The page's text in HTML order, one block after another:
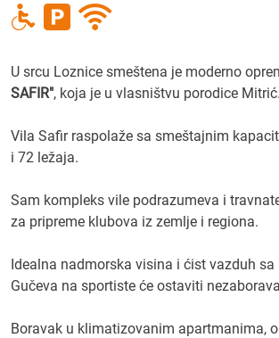
U srcu Loznice smeštena je moderno
SAFIR", koja je u vlasništvu porodice Mitrić.
Vila Safir raspolaže sa smeštajnim
i 72 ležaja.
Sam kompleks vile podrazumeva i
za pripreme klubova iz zemlje i regiona.
Idealna nadmorska visina i ćist vazduh sa
Gučeva na sportiste će ostaviti
Boravak u klimatizovanim apartmanima,